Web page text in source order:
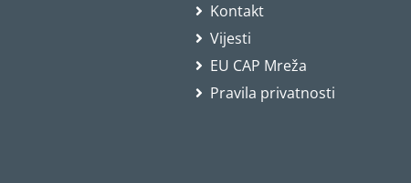
Kontakt
Vijesti
EU CAP Mreža
Pravila privatnosti